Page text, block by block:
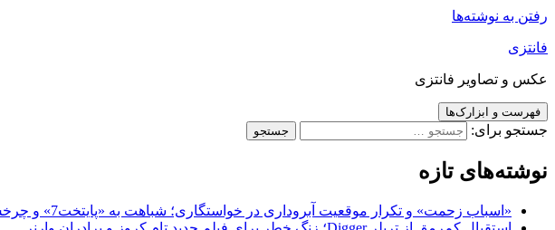
رفتن به نوشته‌ها
فانتزی
عکس و تصاویر فانتزی
فهرست و ابزارک‌ها
جستجو برای:
نوشته‌های تازه
«اسباب زحمت» و تکرار موقعیت آبروداری در خواستگاری؛ شباهت به «پایتخت7» و چرخش بر مدار تکرار